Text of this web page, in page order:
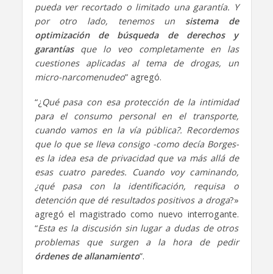
pueda ver recortado o limitado una garantía. Y
por otro lado, tenemos un sistema de
optimización de búsqueda de derechos y
garantíasque lo veo completamente en las
cuestiones aplicadas al tema de drogas, un
micro-narcomenudeo” agregó.
“¿ Qué pasa con esa protección de la intimidad
para el consumo personal en el transporte,
cuando vamos en la vía pública?. Recordemos
que lo que se lleva consigo -como decía Borges-
es la idea esa de privacidad que va más allá de
esas cuatro paredes. Cuando voy caminando,
¿qué pasa con la identificación, requisa o
detención que dé resultados positivos a droga?»
agregó el magistrado como nuevo interrogante.
“Esta es la discusión sin lugar a dudas de otros
problemas que surgen a la hora de pedir
órdenes de allanamiento”.